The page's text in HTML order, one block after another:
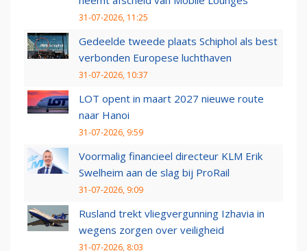
31-07-2026, 11:25
Gedeelde tweede plaats Schiphol als best
verbonden Europese luchthaven
31-07-2026, 10:37
LOT opent in maart 2027 nieuwe route
naar Hanoi
31-07-2026, 9:59
Voormalig financieel directeur KLM Erik
Swelheim aan de slag bij ProRail
31-07-2026, 9:09
Rusland trekt vliegvergunning Izhavia in
wegens zorgen over veiligheid
31-07-2026, 8:03